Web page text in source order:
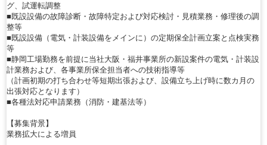
グ、試運転調整
■既設設備の故障診断・故障特定および対応検討・見積業務・修理後の調
整等
■既設設備（電気・計装設備をメインに）の定期保全計画立案と点検実務
等
■静岡工場勤務を前提に当社大阪・福井事業所の新設案件の電気・計装設
計業務および、各事業所保全担当者への技術指導等
（計画初期の打ち合わせ等短期出張および、設備立ち上げ時に数カ月の
出張対応となります）
■各種法対応申請業務（消防・建基法等）
【募集背景】
業務拡大による増員